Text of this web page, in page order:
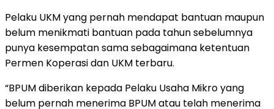
Pelaku UKM yang pernah mendapat bantuan maupun
belum menikmati bantuan pada tahun sebelumnya
punya kesempatan sama sebagaimana ketentuan
Permen Koperasi dan UKM terbaru.
“BPUM diberikan kepada Pelaku Usaha Mikro yang
belum pernah menerima BPUM atau telah menerima